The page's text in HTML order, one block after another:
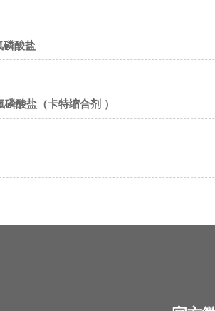
磷酸盐
磷酸盐（卡特缩合剂 ）